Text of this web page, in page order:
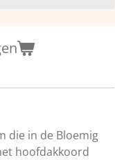
die in de Bloemig
hoofdakkoord